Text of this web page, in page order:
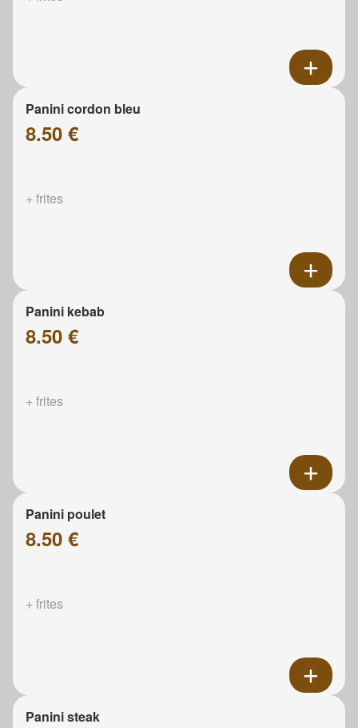
Panini cordon bleu
8.50 €
+ frites
Panini kebab
8.50 €
+ frites
Panini poulet
8.50 €
+ frites
Panini steak